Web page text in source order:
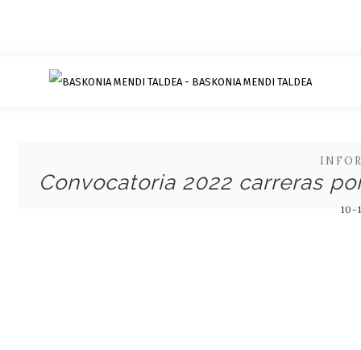
Convocatoria 2022 carreras
10-